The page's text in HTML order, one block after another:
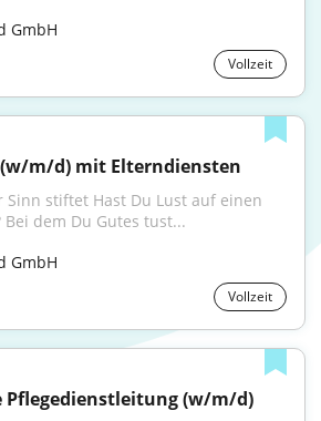
GmbH
Vollzeit
m/d) mit Elterndiensten
Sinn stiftet Hast Du Lust auf einen
Bei dem Du Gutes tust...
GmbH
Vollzeit
Pflegedienstleitung (w/m/d)